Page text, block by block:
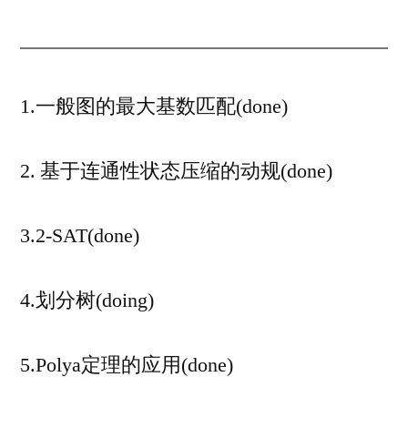
1.一般图的最大基数匹配(done)
2. 基于连通性状态压缩的动规(done)
3.2-SAT(done)
4.划分树(doing)
5.Polya定理的应用(done)